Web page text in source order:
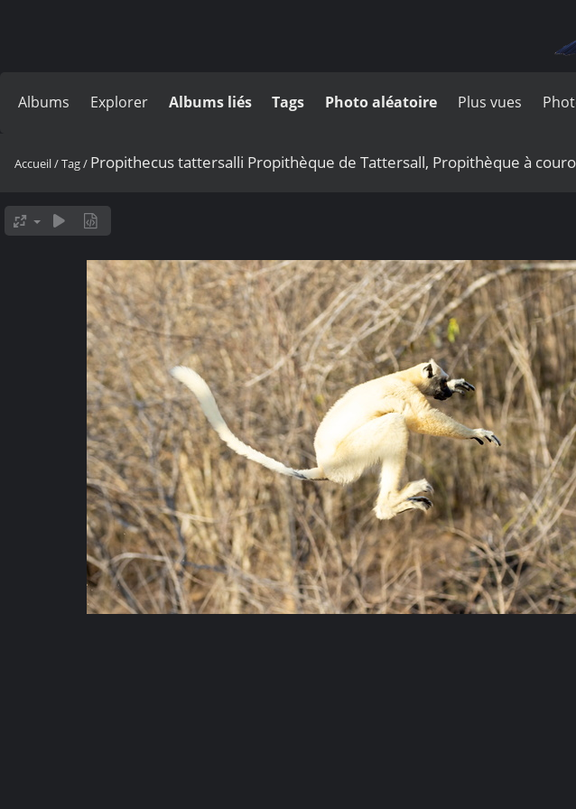
Albums Explorer Albums liés Tags Photo aléatoire Plus vues
Accueil/Tag/ Propithecus tattersalli Propithèque de Tattersall, Propithèque à